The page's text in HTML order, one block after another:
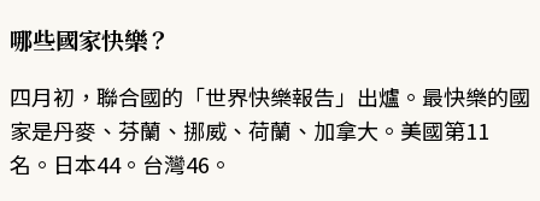
哪些國家快樂？
四月初，聯合國的「世界快樂報告」出爐。最快樂的國
家是丹麥、芬蘭、挪威、荷蘭、加拿大。美國第11
名。日本44。台灣46。